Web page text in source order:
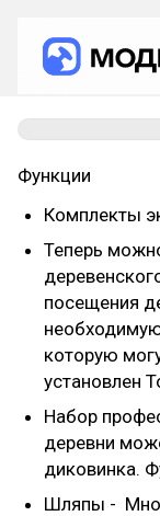
Функции
Комплекты
Теперь
посещения
которую
установлен
Набор
деревни
диковинка.
Шляпы -